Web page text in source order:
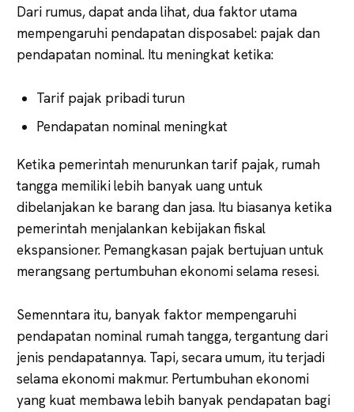
Dari rumus, dapat anda lihat, dua faktor utama
mempengaruhi pendapatan disposabel: pajak dan
pendapatan nominal. Itu meningkat ketika:
Tarif pajak pribadi turun
Pendapatan nominal meningkat
Ketika pemerintah menurunkan tarif pajak, rumah
tangga memiliki lebih banyak uang untuk
dibelanjakan ke barang dan jasa. Itu biasanya ketika
pemerintah menjalankan kebijakan fiskal
ekspansioner. Pemangkasan pajak bertujuan untuk
merangsang pertumbuhan ekonomi selama resesi.
Semenntara itu, banyak faktor mempengaruhi
pendapatan nominal rumah tangga, tergantung dari
jenis pendapatannya. Tapi, secara umum, itu terjadi
selama ekonomi makmur. Pertumbuhan ekonomi
yang kuat membawa lebih banyak pendapatan bagi